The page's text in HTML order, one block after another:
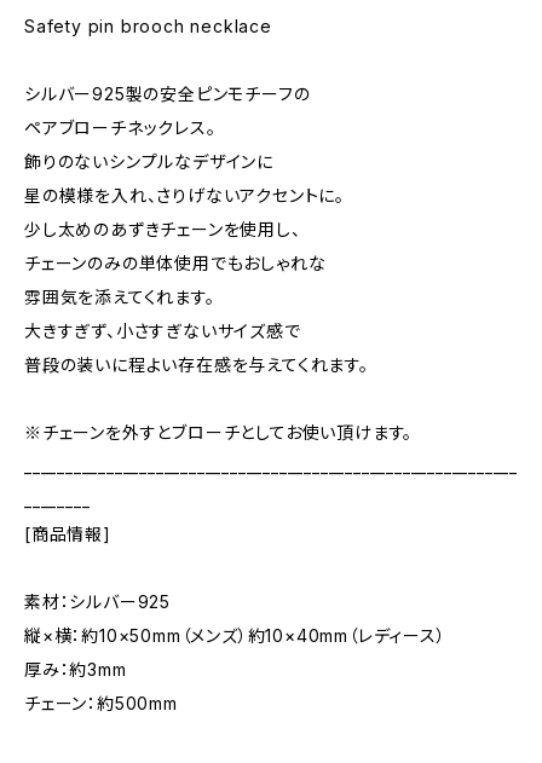
Safety pin brooch necklace
シルバー925製の安全ピンモチーフの
ペアブローチネックレス。
飾りのないシンプルなデザインに
星の模様を入れ、さりげないアクセントに。
少し太めのあずきチェーンを使用し、
チェーンのみの単体使用でもおしゃれな
雰囲気を添えてくれます。
大きすぎず、小さすぎないサイズ感で
普段の装いに程よい存在感を与えてくれます。
※チェーンを外すとブローチとしてお使い頂けます。
[商品情報]
素材：シルバー925
縦×横：約10×50mm（メンズ）約10×40mm（レディース）
厚み：約3mm
チェーン：約500mm